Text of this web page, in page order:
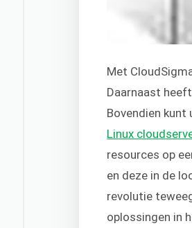
Met
Daarnaast
Bovendien
Linux
resources op
en deze in de
revolutie
oplossingen in